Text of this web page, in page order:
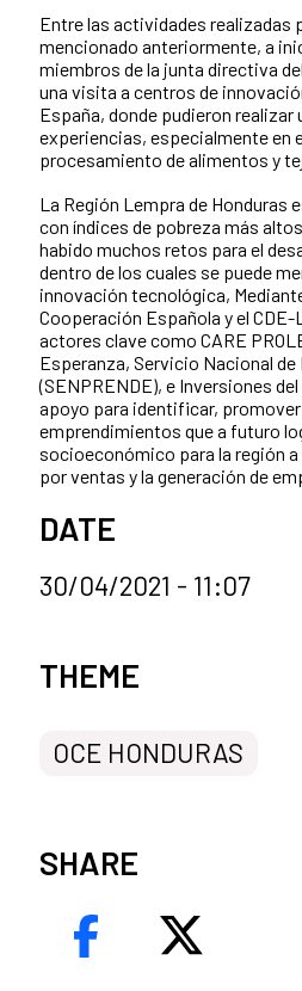
Entre las actividades realizadas
mencionado anteriormente, a
miembros de la junta directiva
una visita a centros de
España, donde pudieron realizar
experiencias, especialmente en
procesamiento de alimentos y
La Región Lempra de Honduras
con índices de pobreza más
habido muchos retos para el
dentro de los cuales se puede
innovación tecnológica,
Cooperación Española y el
actores clave como CARE
Esperanza, Servicio Nacional
(SENPRENDE), e Inversiones
apoyo para identificar,
emprendimientos que a futuro
socioeconómico para la región
por ventas y la generación de
DATE
30/04/2021 - 11:07
News categories
THEME
OCE HONDURAS
SHARE